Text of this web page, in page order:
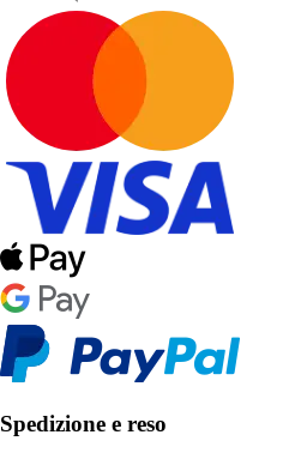
Spedizione e reso